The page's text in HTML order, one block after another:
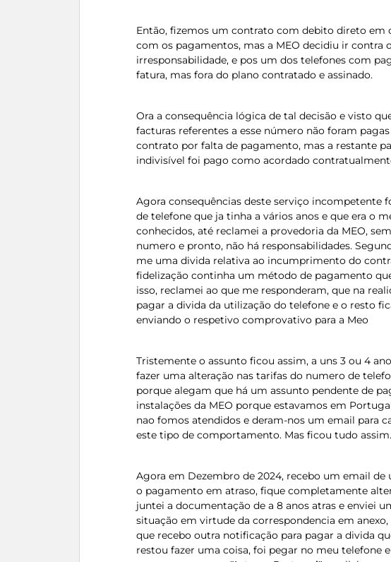
Então, fizemos um contrato com debito direto em
com os pagamentos, mas a MEO decidiu ir contra
irresponsabilidade, e pos um dos telefones com
fatura, mas fora do plano contratado e assinado.
Ora a consequência lógica de tal decisão e visto
facturas referentes a esse número não foram
contrato por falta de pagamento, mas a restante
indivisível foi pago como acordado
Agora consequências deste serviço incompetente
de telefone que ja tinha a vários anos e que era o
conhecidos, até reclamei a provedoria da MEO,
numero e pronto, não há responsabilidades.
me uma divida relativa ao incumprimento do
fidelização continha um método de pagamento
isso, reclamei ao que me responderam, que na
pagar a divida da utilização do telefone e o resto
enviando o respetivo comprovativo para a Meo
Tristemente o assunto ficou assim, a uns 3 ou 4
fazer uma alteração nas tarifas do numero de
porque alegam que há um assunto pendente de
instalações da MEO porque estavamos em
nao fomos atendidos e deram-nos um email para
este tipo de comportamento. Mas ficou tudo assim.
Agora em Dezembro de 2024, recebo um email
o pagamento em atraso, fique completamente
juntei a documentação de a 8 anos atras e enviei
situação em virtude da correspondencia em
que recebo outra notificação para pagar a divida
restou fazer uma coisa, foi pegar no meu telefone